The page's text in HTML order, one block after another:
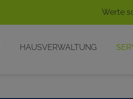
Werte
HAUSVERWALTUNG